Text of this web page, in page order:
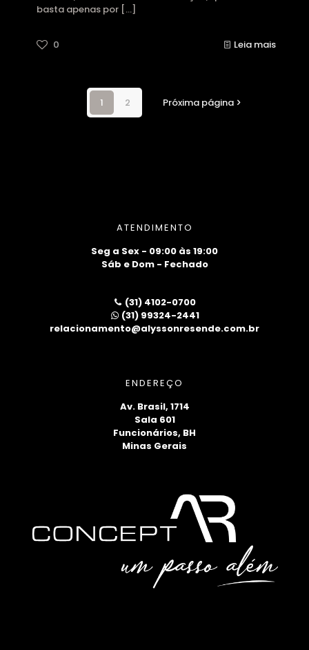
basta apenas por […]
0 Leia mais
1 2 Próxima página
ATENDIMENTO
Seg a Sex - 09:00 às 19:00
Sáb e Dom - Fechado
(31) 4102-0700
(31) 99324-2441
relacionamento@alyssonresende.com.br
ENDEREÇO
Av. Brasil, 1714
Sala 601
Funcionários, BH
Minas Gerais